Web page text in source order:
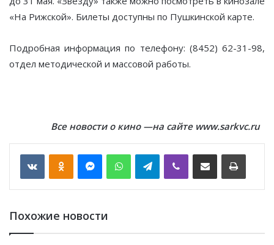
«На Рижской». Билеты доступны по Пушкинской карте.
Подробная информация по телефону: (8452) 62-31-98,
отдел методической и массовой работы.
Все новости о кино —на сайте www.sarkvc.ru
VKontakte WhatsApp Telegram
Похожие новости